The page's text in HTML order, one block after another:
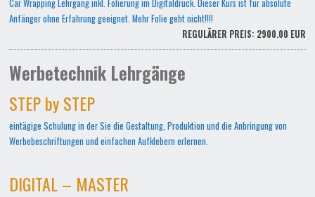
Car Wrapping Lehrgang inkl. Folierung im Digitaldruck. Dieser Kurs ist für absolute
Anfänger ohne Erfahrung geeignet. Mehr Folie geht nicht!!!!
REGULÄRER PREIS: 2900.00 EUR
Werbetechnik Lehrgänge
STEP by STEP
eintägige Schulung in der Sie die Gestaltung, Produktion und die Anbringung von
Werbebeschriftungen und einfachen Aufklebern erlernen.
DIGITAL – MASTER